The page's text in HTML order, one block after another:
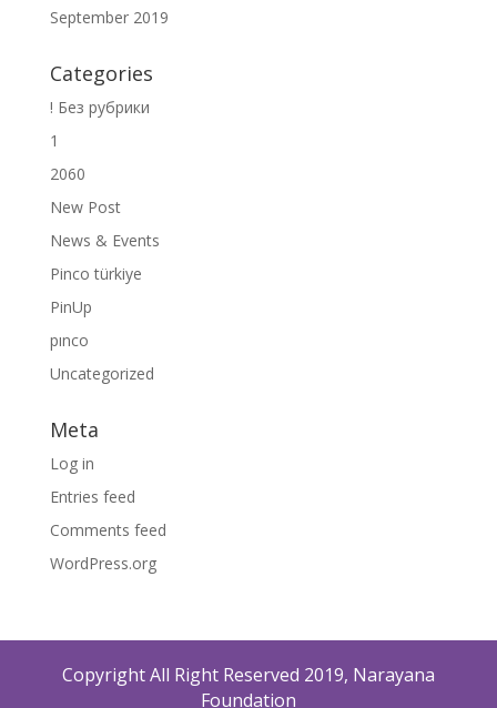
September 2019
Categories
! Без рубрики
1
2060
New Post
News & Events
Pinco türkiye
PinUp
pınco
Uncategorized
Meta
Log in
Entries feed
Comments feed
WordPress.org
Copyright All Right Reserved 2019, Narayana
Foundation